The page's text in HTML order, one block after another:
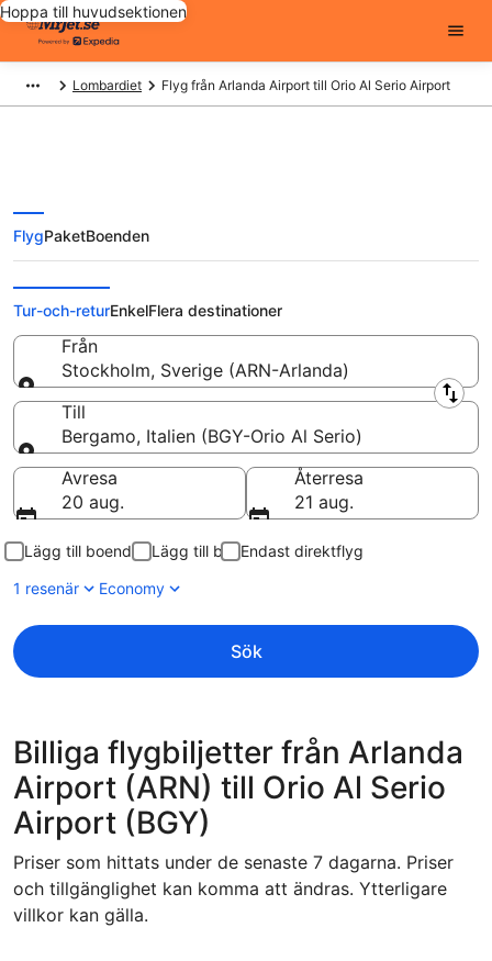
Hoppa till huvudsektionen
Lombardiet Flyg från Arlanda Airport till Orio Al Serio Airport
Flyg från Arlanda Airport (ARN)
till Orio Al Serio Airport (BGY)
FlygPaketBoenden
Tur-och-returEnkelFlera destinationer
Från
Stockholm, Sverige (ARN-Arlanda)
Från
Till
Bergamo, Italien (BGY-Orio Al Serio)
Till
Avresa
20 aug.
Återresa
21 aug.
Lägg till boende Lägg till bil
Endast direktflyg
1 resenär
Economy
Sök
Billiga flygbiljetter från Arlanda
Airport (ARN) till Orio Al Serio
Airport (BGY)
Priser som hittats under de senaste 7 dagarna. Priser
och tillgänglighet kan komma att ändras. Ytterligare
villkor kan gälla.